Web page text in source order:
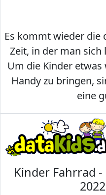
Es kommt wieder die
Zeit, in der man sich
Um die Kinder etwas
Handy zu bringen,
eine
Kinder Fahrrad
2022